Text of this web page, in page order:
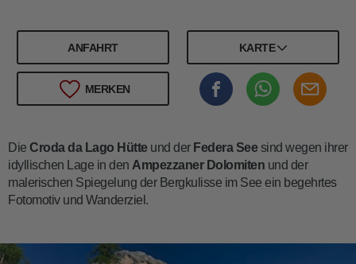
ANFAHRT KARTE
MERKEN
Die Croda da Lago Hütteund der Federa Seesind wegen ihrer
idyllischen Lage in den Ampezzaner Dolomiten und der
malerischen Spiegelung der Bergkulisse im See ein begehrtes
Fotomotiv und Wanderziel.